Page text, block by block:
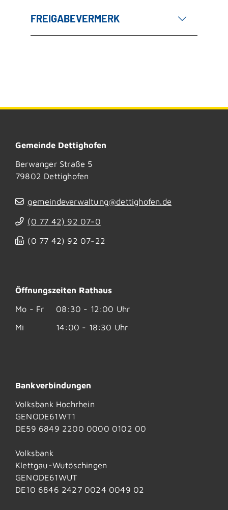
FREIGABEVERMERK
Gemeinde Dettighofen
Berwanger Straße 5
79802 Dettighofen
gemeindeverwaltung@dettighofen.de
(0 77 42) 92 07-0
(0 77 42) 92 07-22
Öffnungszeiten Rathaus
Mo - Fr
08:30 - 12:00 Uhr
Mi
14:00 - 18:30 Uhr
Bankverbindungen
Volksbank Hochrhein
GENODE61WT1
DE59 6849 2200 0000 0102 00
Volksbank
Klettgau-Wutöschingen
GENODE61WUT
DE10 6846 2427 0024 0049 02